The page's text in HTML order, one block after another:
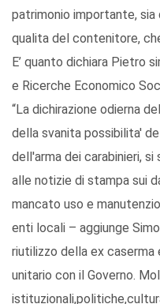
patrimonio importante,
qualita del contenitore,
E’ quanto dichiara Pietro
e Ricerche Economico
“La dichirazione odierna
della svanita possibilita'
dell'arma dei carabinieri,
alle notizie di stampa sui
mancato uso e
enti locali – aggiunge
riutilizzo della ex
unitario con il Governo.